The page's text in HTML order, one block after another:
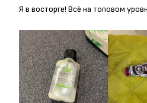
Я в восторге! Всё на топовом